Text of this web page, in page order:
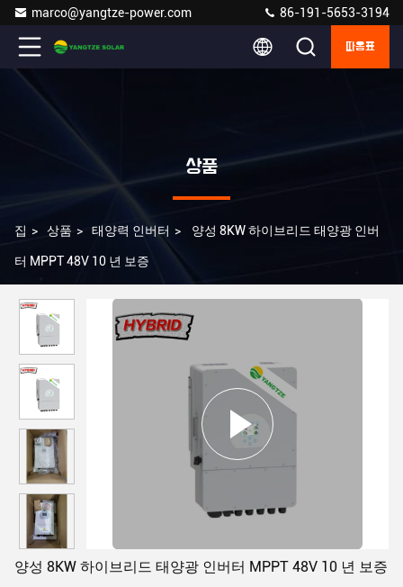
marco@yangtze-power.com 86-191-5653-3194
따옴표
상품
집 > 상품 > 태양력 인버터 > 양성 8KW 하이브리드 태양광 인버
터 MPPT 48V 10 년 보증
양성 8KW 하이브리드 태양광 인버터 MPPT 48V 10 년 보증